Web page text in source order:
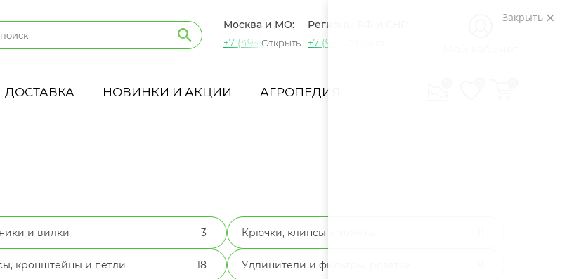
Москва и МО:
+7 (495) 721-60-15
Открыть
Регионы РФ и СНГ:
+7 (965) 420-10-10
ДОСТАВКА НОВИНКИ И АКЦИИ АГРОПЕДИЯ
и вилки 3 Крючки, клипсы и хомуты
кронштейны и петли 18 Удлинители и фильтры, розетки
Закрыть